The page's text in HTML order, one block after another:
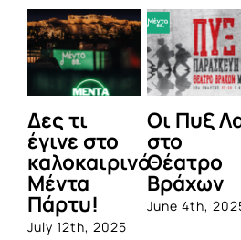
Δες τι
έγινε στο
καλοκαιρινό
Μέντα
Πάρτυ!
July 12th, 2025
Οι Πυξ Λαξ
στο
Θέατρο
Βράχων
June 4th, 2025